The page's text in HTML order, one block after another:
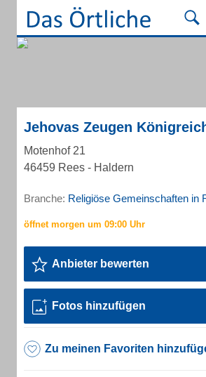
Jehovas Zeugen
Motenhof 21
46459 Rees - Haldern
Branche: Religiöse Gemeinschaften in
Anbieter bewerten
Fotos hinzufügen
Zu meinen Favoriten